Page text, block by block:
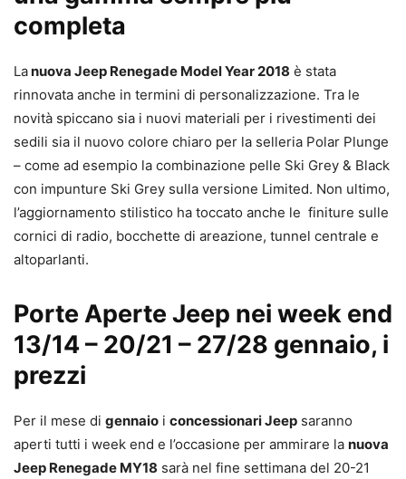
completa
Lanuova Jeep Renegade Model Year 2018 è stata
rinnovata anche in termini di personalizzazione. Tra le
novità spiccano sia i nuovi materiali per i rivestimenti dei
sedili sia il nuovo colore chiaro per la selleria Polar Plunge
– come ad esempio la combinazione pelle Ski Grey & Black
con impunture Ski Grey sulla versione Limited. Non ultimo,
l’aggiornamento stilistico ha toccato anche le finiture sulle
cornici di radio, bocchette di areazione, tunnel centrale e
altoparlanti.
Porte Aperte Jeep nei week end
13/14 – 20/21 – 27/28 gennaio, i
prezzi
Per il mese di gennaio i concessionari Jeep saranno
aperti tutti i week end e l’occasione per ammirare la nuova
Jeep Renegade MY18 sarà nel fine settimana del 20-21